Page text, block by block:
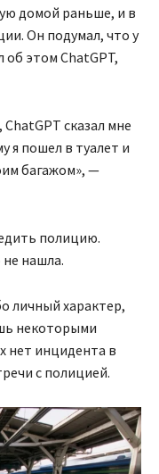
домой раньше, и в
Он подумал, что у
об этом ChatGPT,
сказал мне
я пошел в туалет и
багажом», —
полицию.
не нашла.
личный характер,
некоторыми
нет инцидента в
с полицией.